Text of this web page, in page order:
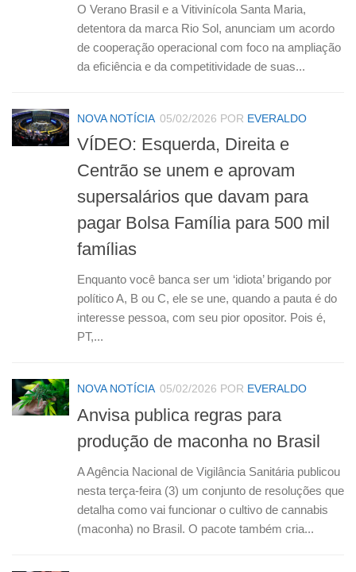
O Verano Brasil e a Vitivinícola Santa Maria,
detentora da marca Rio Sol, anunciam um acordo
de cooperação operacional com foco na ampliação
da eficiência e da competitividade de suas...
NOVA NOTÍCIA 05/02/2026 POR EVERALDO
VÍDEO: Esquerda, Direita e
Centrão se unem e aprovam
supersalários que davam para
pagar Bolsa Família para 500 mil
famílias
Enquanto você banca ser um ‘idiota’ brigando por
político A, B ou C, ele se une, quando a pauta é do
interesse pessoa, com seu pior opositor. Pois é,
PT,...
NOVA NOTÍCIA 05/02/2026 POR EVERALDO
Anvisa publica regras para
produção de maconha no Brasil
A Agência Nacional de Vigilância Sanitária publicou
nesta terça-feira (3) um conjunto de resoluções que
detalha como vai funcionar o cultivo de cannabis
(maconha) no Brasil. O pacote também cria...